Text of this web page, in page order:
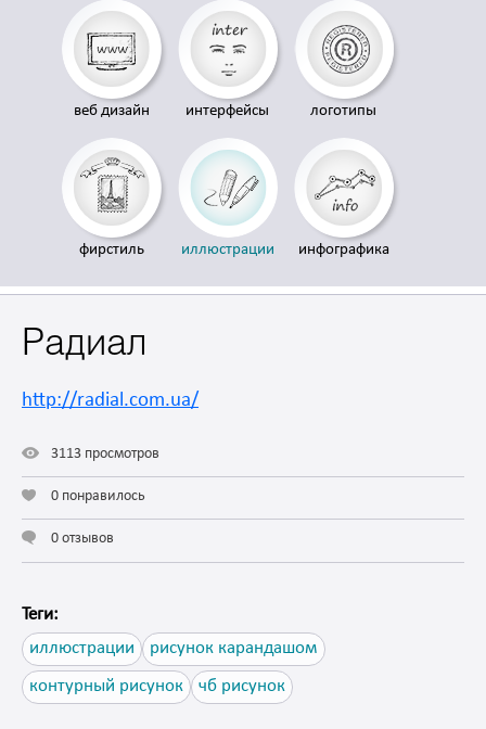
веб дизайн интерфейсы логотипы
фирстиль иллюстрации инфографика
Радиал
http://radial.com.ua/
3113 просмотров
0 понравилось
0 отзывов
Теги:
иллюстрации
рисунок карандашом
контурный рисунок чб рисунок